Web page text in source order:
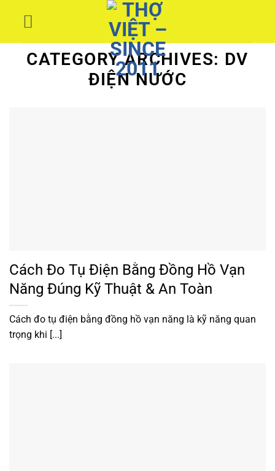
content
CATEGORY ARCHIVES: DV
ĐIỆN NƯỚC
Cách Đo Tụ Điện Bằng Đồng Hồ Vạn
Năng Đúng Kỹ Thuật & An Toàn
Cách đo tụ điện bằng đồng hồ vạn năng là kỹ năng quan
trọng khi [...]